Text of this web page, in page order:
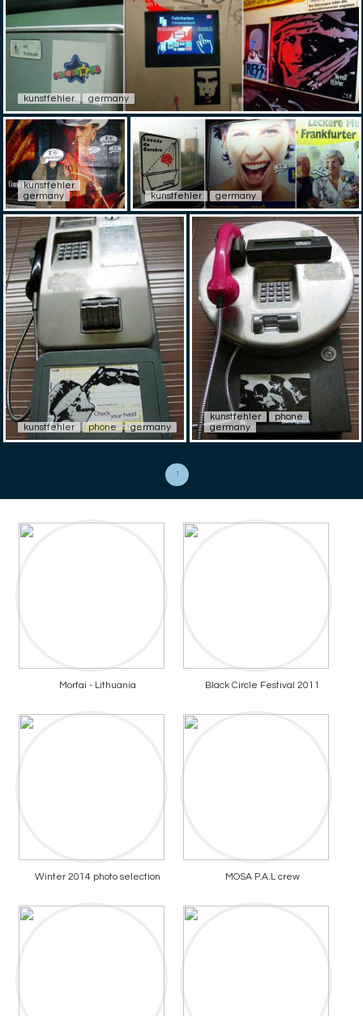
kunstfehler germany
kunstfehler
germany
kunstfehler germany
kunstfehler phone germany
kunstfehler
phone
germany
1
Morfai - Lithuania Black Circle Festival 2011
Winter 2014 photo selection MOSA P.A.L crew